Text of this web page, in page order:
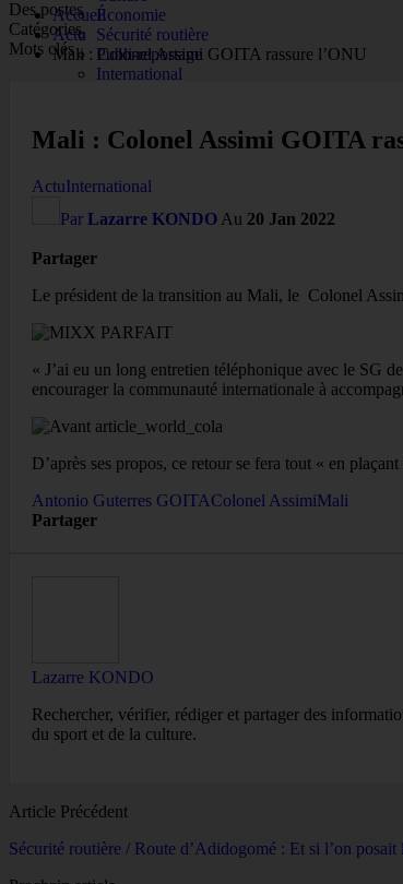
Économie
Sécurité routière
Publi-reportage
International
Des postes
Catégories
Mots clés
Accueil
Actu
Mali : Colonel Assimi GOITA rassure l’ONU
Mali : Colonel Assimi GOITA
ActuInternational
Par Lazarre KONDO Au 20 Jan 2022
Partager
Le président de la transition au Mali, le Colonel
« J’ai eu un long entretien téléphonique avec le SG
encourager la communauté internationale à
D’après ses propos, ce retour se fera tout « en
Antonio Guterres GOITAColonel AssimiMali
Partager
Lazarre KONDO
Rechercher, vérifier, rédiger et partager des
du sport et de la culture.
Article Précédent
Sécurité routière / Route d’Adidogomé : Et si l’on